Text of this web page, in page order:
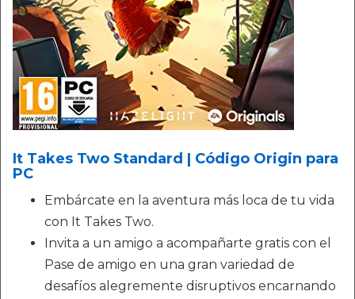
It Takes Two Standard | Código Origin para
PC
Embárcate en la aventura más loca de tu vida
con It Takes Two.
Invita a un amigo a acompañarte gratis con el
Pase de amigo en una gran variedad de
desafíos alegremente disruptivos encarnando